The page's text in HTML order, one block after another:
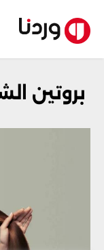
بروتين